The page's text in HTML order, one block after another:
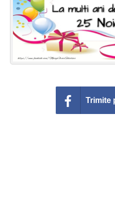
Felicitari muzicale personalizate
Felicitari animate
Invitatii personalizate
Trimite